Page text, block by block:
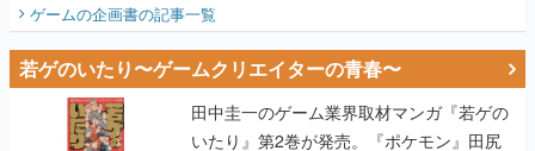
ゲームの企画書の記事一覧
若ゲのいたり〜ゲームクリエイターの青春〜
田中圭一のゲーム業界取材マンガ『若ゲの
いたり』第2巻が発売。『ポケモン』田尻